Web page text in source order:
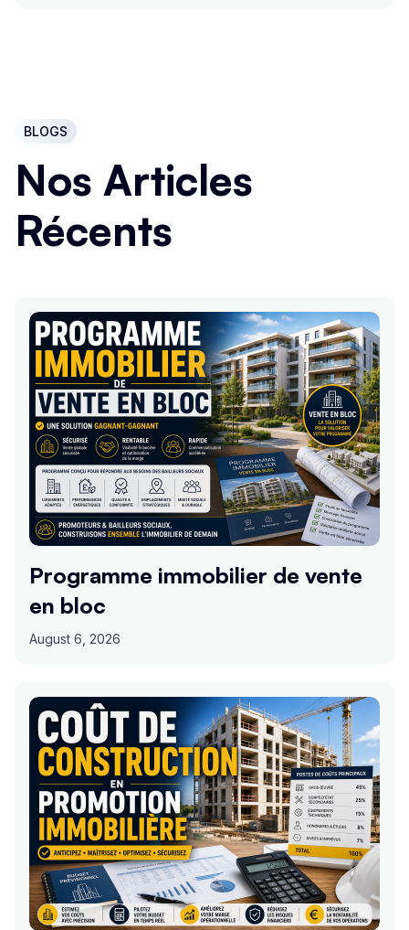
BLOGS
Nos Articles
Récents
Programme immobilier de vente
en bloc
August 6, 2026